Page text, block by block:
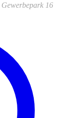
Gewerbepark 16